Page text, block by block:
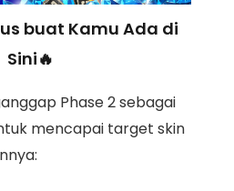
buat Kamu Ada di
Sini🔥
Phase 2 sebagai
mencapai target skin